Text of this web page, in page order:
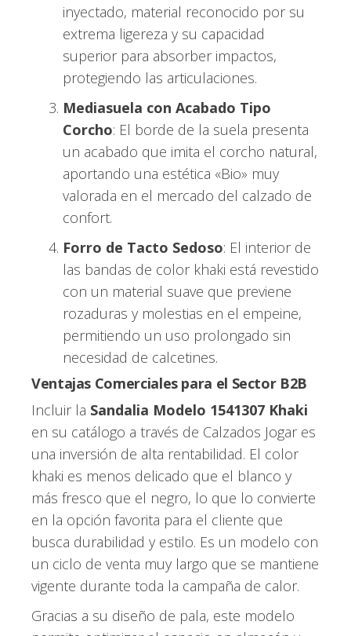
inyectado, material reconocido por su
extrema ligereza y su capacidad
superior para absorber impactos,
protegiendo las articulaciones.
Mediasuela con Acabado Tipo
Corcho: El borde de la suela presenta
un acabado que imita el corcho natural,
aportando una estética «Bio» muy
valorada en el mercado del calzado de
confort.
Forro de Tacto Sedoso: El interior de
las bandas de color khaki está revestido
con un material suave que previene
rozaduras y molestias en el empeine,
permitiendo un uso prolongado sin
necesidad de calcetines.
Ventajas Comerciales para el Sector B2B
Incluir la Sandalia Modelo 1541307 Khaki
en su catálogo a través de Calzados Jogar es
una inversión de alta rentabilidad. El color
khaki es menos delicado que el blanco y
más fresco que el negro, lo que lo convierte
en la opción favorita para el cliente que
busca durabilidad y estilo. Es un modelo con
un ciclo de venta muy largo que se mantiene
vigente durante toda la campaña de calor.
Gracias a su diseño de pala, este modelo